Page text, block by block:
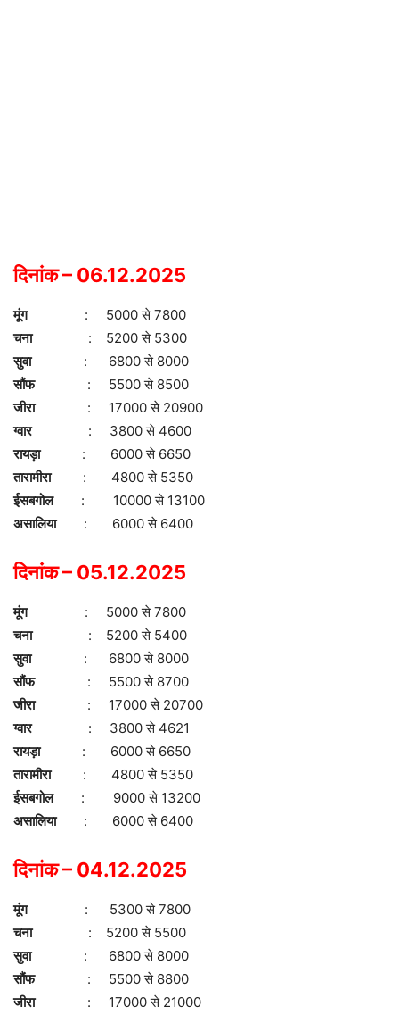
दिनांक – 06.12.2025
मूंग: 5000 से 7800
चना : 5200 से 5300
सुवा : 6800 से 8000
सौंफ
: 5500 से 8500
जीरा : 17000 से 20900
ग्वार
: 3800 से 4600
रायड़ा : 6000 से 6650
तारामीरा: 4800 से 5350
ईसबगोल
: 10000 से 13100
असालिया : 6000 से 6400
दिनांक – 05.12.2025
मूंग: 5000 से 7800
चना : 5200 से 5400
सुवा : 6800 से 8000
सौंफ
: 5500 से 8700
जीरा : 17000 से 20700
ग्वार
: 3800 से 4621
रायड़ा : 6000 से 6650
तारामीरा: 4800 से 5350
ईसबगोल
: 9000 से 13200
असालिया : 6000 से 6400
दिनांक – 04.12.2025
मूंग: 5300 से 7800
चना : 5200 से 5500
सुवा : 6800 से 8000
सौंफ
: 5500 से 8800
जीरा : 17000 से 21000